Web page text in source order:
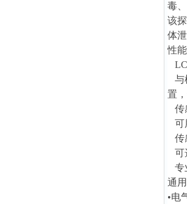
毒
该
体
性
与
置
传
可
传
可
专
通
•电